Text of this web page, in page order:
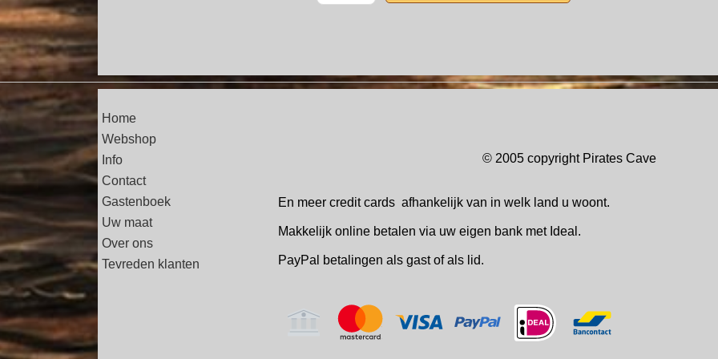
Home
Webshop
Info
Contact
Gastenboek
Uw maat
Over ons
Tevreden klanten
© 2005 copyright Pirates
En meer credit cards afhankelijk van in welk land u woont.
Makkelijk online betalen via uw eigen bank met Ideal.
PayPal betalingen als gast of als lid.